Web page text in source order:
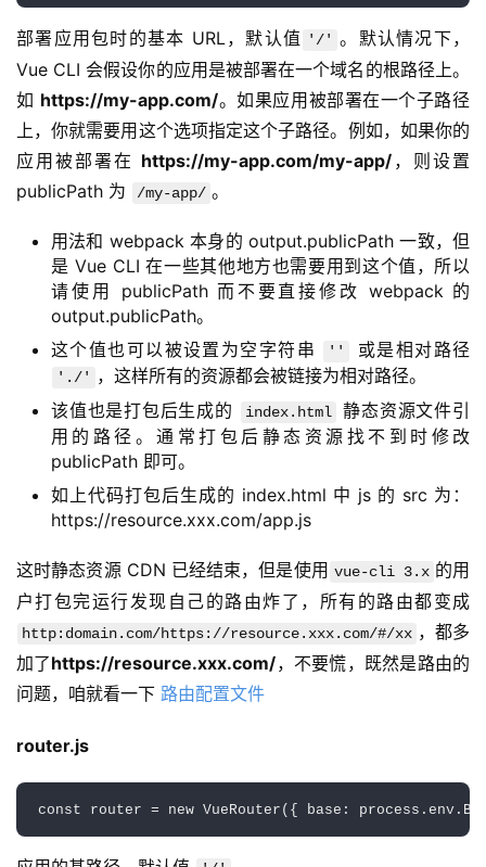
部署应用包时的基本 URL，默认值 '/' 。默认情况下，
Vue CLI 会假设你的应用是被部署在一个域名的根路径上。
如 https://my-app.com/。如果应用被部署在一个子路径
上，你就需要用这个选项指定这个子路径。例如，如果你的
应用被部署在 https://my-app.com/my-app/ ，则设置
publicPath 为
/my-app/ 。
用法和 webpack 本身的 output.publicPath 一致，但
是 Vue CLI 在一些其他地方也需要用到这个值，所以
请使用 publicPath 而不要直接修改 webpack 的
output.publicPath。
这个值也可以被设置为空字符串
'' 或是相对路径
'./'
，这样所有的资源都会被链接为相对路径。
该值也是打包后生成的
index.html
静态资源文件引
用的路径。通常打包后静态资源找不到时修改
publicPath 即可。
如上代码打包后生成的 index.html 中 js 的 src 为：
https://resource.xxx.com/app.js
这时静态资源 CDN 已经结束，但是使用 vue-cli 3.x 的用
户打包完运行发现自己的路由炸了，所有的路由都变成
http:domain.com/https://resource.xxx.com/#/xx ，都多
加了https://resource.xxx.com/，不要慌，既然是路由的
问题，咱就看一下 路由配置文件
router.js
const router = new VueRouter ( { base : process . env .